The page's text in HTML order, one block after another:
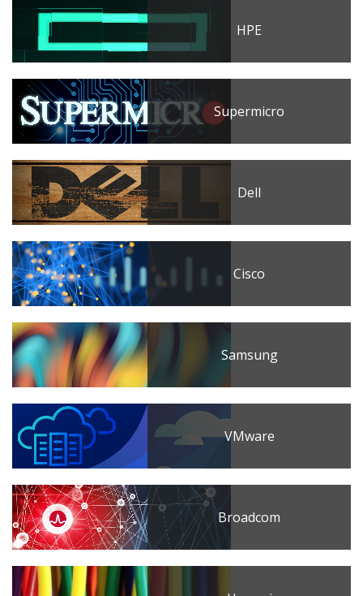
HPE
Supermicro
Dell
Cisco
Samsung
VMware
Broadcom